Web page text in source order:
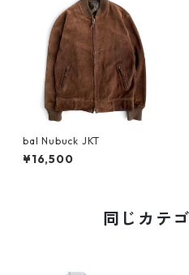
bal Nubuck JKT
¥16,500
同じカテ